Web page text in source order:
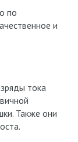
по
и
тока
Также они